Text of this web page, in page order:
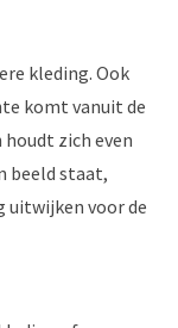
kleding. Ook
komt vanuit de
zich even
beeld staat,
uitwijken voor de